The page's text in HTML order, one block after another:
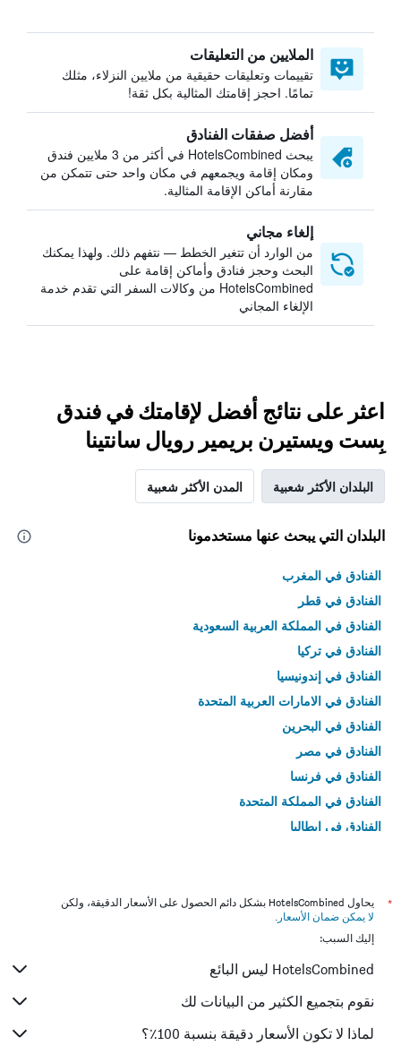
الملايين من التعليقات
تقييمات وتعليقات حقيقية من ملايين النزلاء، مثلك
تمامًا. احجز إقامتك المثالية بكل ثقة!
أفضل صفقات الفنادق
يبحث HotelsCombined في أكثر من 3 ملايين فندق
ومكان إقامة ويجمعهم في مكان واحد حتى تتمكن من
مقارنة أماكن الإقامة المثالية.
إلغاء مجاني
من الوارد أن تتغير الخطط — نتفهم ذلك. ولهذا يمكنك
البحث وحجز فنادق وأماكن إقامة على
HotelsCombined من وكالات السفر التي تقدم خدمة
الإلغاء المجاني
اعثر على نتائج أفضل لإقامتك في فندق
بِست ويستيرن بريمير رويال سانتينا
البلدان الأكثر شعبية المدن الأكثر شعبية
البلدان التي يبحث عنها مستخدمونا
الفنادق في المغرب
الفنادق في قطر
الفنادق في المملكة العربية السعودية
الفنادق في تركيا
الفنادق في إندونيسيا
الفنادق في الامارات العربية المتحدة
الفنادق في البحرين
الفنادق في مصر
الفنادق في فرنسا
الفنادق في المملكة المتحدة
الفنادق في إيطاليا
*
يحاول HotelsCombined بشكل دائم الحصول على الأسعار الدقيقة، ولكن
لا يمكن ضمان الأسعار .
إليك السبب:
HotelsCombined ليس البائع
نقوم بتجميع الكثير من البيانات لك
لماذا لا تكون الأسعار دقيقة بنسبة 100٪؟